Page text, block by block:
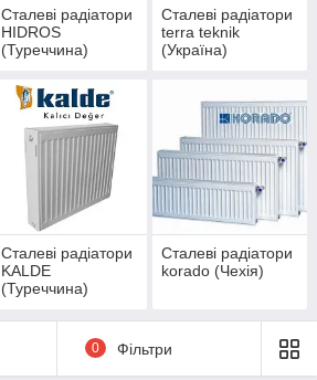
Сталеві радіатори
HIDROS
(Туреччина)
Сталеві радіатори
terra teknik
(Україна)
Сталеві радіатори
KALDE
(Туреччина)
Сталеві радіатори
kоrado (Чехія)
0 Фільтри